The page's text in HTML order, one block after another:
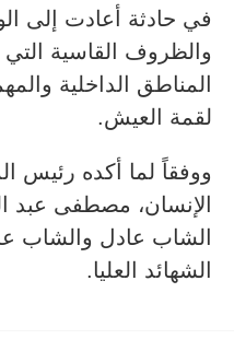
في حادثة أعادت إلى
والظروف القاسية
المناطق الداخلية
لقمة العيش.
ووفقاً لما أكده رئيس
الإنسان، مصطفى عبد
الشاب عادل والشاب
الشهائد العليا.